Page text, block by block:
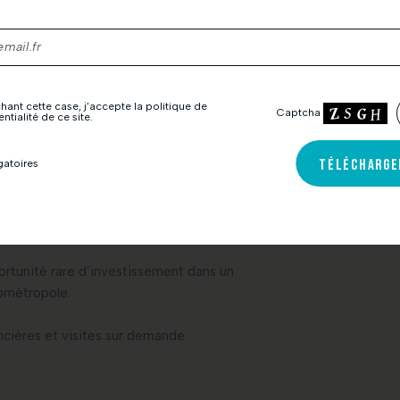
tertiaire qualitatif.
d’accompagner la croissance
coûts immobiliers.
:
forte souplesse locative ainsi qu’une
de multi-locations avec un revenu
an.
rare d’investissement dans un
et visites sur demande.
cette case, j’accepte la politique de
de ce site.
Captcha
Groupe.